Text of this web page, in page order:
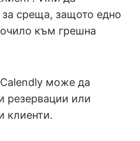
за среща, защото едно
към грешна
може да
резервации или
клиенти.